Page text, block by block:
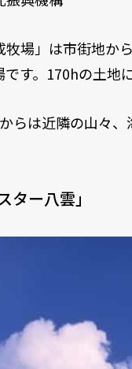
場」は市街地か
す。170hの土地
らは近隣の山々
ター八雲」